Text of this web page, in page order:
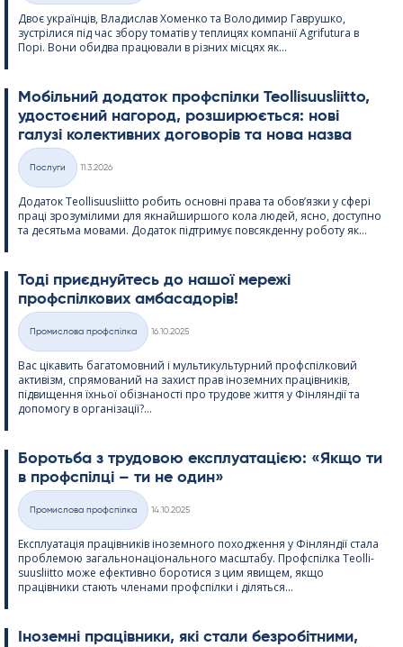
Двоє українців, Владислав Хоменко та Володимир Гаврушко,
зустрілися під час збору томатів у теплицях компанії Agri­fu­tura в
Порі. Вони обидва працювали в різних місцях як...
Мобільний додаток профспілки Teol­li­suus­liitto,
удостоєний нагород, розширюється: нові
галузі колективних договорів та нова назва
Категорії
Послуги
11.3.2026
Додаток Teol­li­suus­liitto робить основні права та обов’язки у сфері
праці зрозумілими для якнайширшого кола людей, ясно, доступно
та десятьма мовами. Додаток підтримує повсякденну роботу як...
Тоді приєднуйтесь до нашої мережі
профспілкових амбасадорів!
Категорії
Промислова профспілка
16.10.2025
Вас цікавить багатомовний і мультикультурний профспілковий
активізм, спрямований на захист прав іноземних працівників,
підвищення їхньої обізнаності про трудове життя у Фінляндії та
допомогу в організації?...
Боротьба з трудовою експлуатацією: «Якщо ти
в профспілці – ти не один»
Категорії
Промислова профспілка
14.10.2025
Експлуатація працівників іноземного походження у Фінляндії стала
проблемою загальнонаціонального масштабу. Профспілка Teol­li­
suus­liitto може ефективно боротися з цим явищем, якщо
працівники стають членами профспілки і діляться...
Іноземні працівники, які стали безробітними,